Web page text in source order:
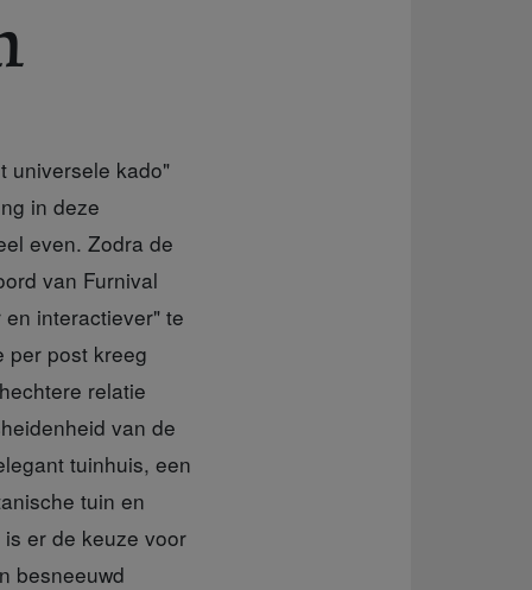
universele kado"
in deze
even. Zodra de
van Furnival
interactiever" te
per post kreeg
relatie
van de
tuinhuis, een
tuin en
er de keuze voor
besneeuwd